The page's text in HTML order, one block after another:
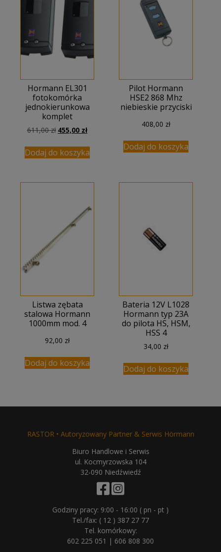
Hormann EL301
fotokomórka
jednokierunkowa
komplet
611,00zł Pierwotna
wynosiła:
611,00 zł.
455,00 złAktualna
wynosi:
455,00 zł.
Dodaj do koszyka
Pilot Hormann
HSE2 868 Mhz
niebieskie przyciski
408,00 zł
Dodaj do koszyka
Listwa zębata
stalowa Hormann
1000mm mod. 4
92,00 zł
Dodaj do koszyka
Bateria 12V L1028
Hormann typ 23A
do pilota HS, HSM,
HSS 4
34,00 zł
Dodaj do koszyka
RASTOR • Autoryzowany Partner & Serwis Hörmann
Biuro Handlowe i Serwis
ul. Kocmyrzowska 104
32-090 Niedźwiedź
Godziny pracy: 9:00 - 16:00 ( pn - pt )
Tel./fax: ( 12 ) 387 27 77
Tel. komórkowy:
602 225 051 | 606 808 300